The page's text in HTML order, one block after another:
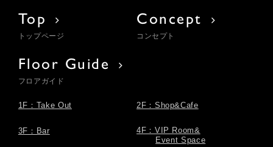
Top
トップページ
Concept
コンセプト
Floor Guide
フロアガイド
1F：Take Out 2F：Shop&Cafe
3F：Bar
4F：VIP Room&
Event Space